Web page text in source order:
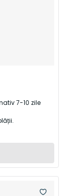
7-10 zile